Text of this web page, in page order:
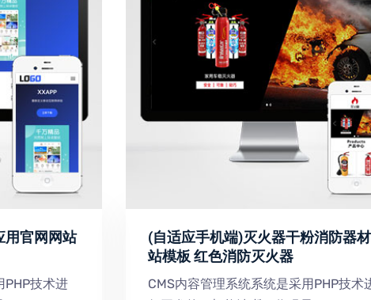
用官网网站
PHP技术进
(自适应手机端)灭火器干粉消防器
站模板 红色消防灭火器
CMS内容管理系统系统是采用PHP技术